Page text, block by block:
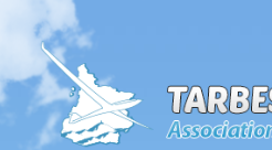
contenu